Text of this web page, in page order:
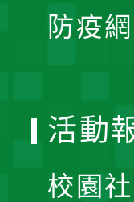
防疫
活動
校園